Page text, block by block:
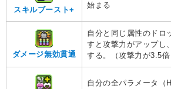
スキルブースト+
始まる
ダメージ無効貫通
自分と同じ属性のドロ
すと攻撃力がアップし
する。（攻撃力が3.5倍
自分の全パラメータ（